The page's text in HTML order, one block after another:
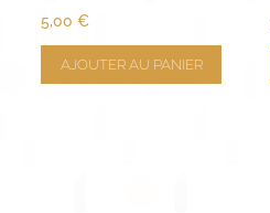
5,00€
AJOUTER AU PANIER